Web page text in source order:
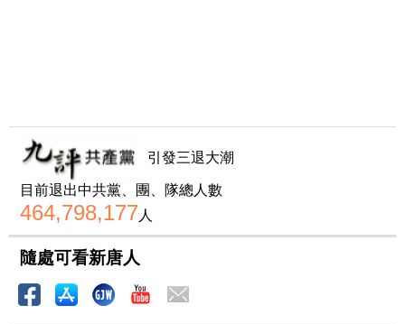
引發三退大潮
目前退出中共黨、團、隊總人數
464,798,177人
隨處可看新唐人